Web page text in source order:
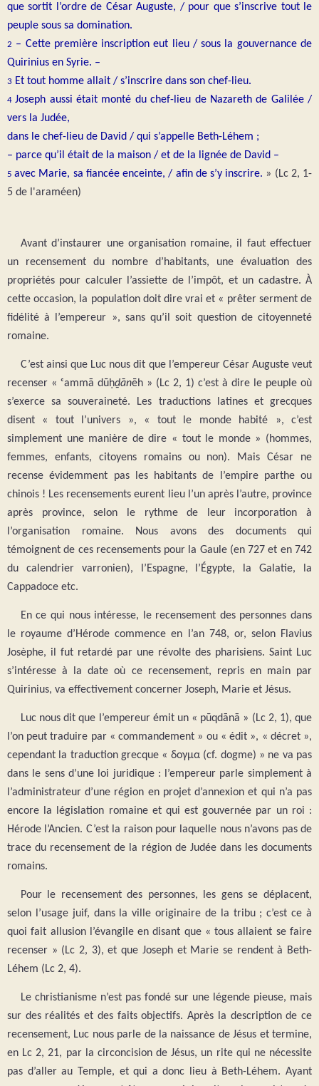
que sortit l’ordre de César Auguste, / pour que s’inscrive tout le
peuple sous sa domination.
2 – Cette première inscription eut lieu / sous la gouvernance de
Quirinius en Syrie. –
3 Et tout homme allait / s’inscrire dans son chef-lieu.
4Joseph aussi était monté du chef-lieu de Nazareth de Galilée /
vers la Judée,
dans le chef-lieu de David / qui s’appelle Beth-Léhem ;
– parce qu’il était de la maison / et de la lignée de David –
5avec Marie, sa fiancée enceinte, / afin de s’y inscrire. » (Lc 2, 1-
5 de l'araméen)
Avant d’instaurer une organisation romaine, il faut effectuer
un recensement du nombre d’habitants, une évaluation des
propriétés pour calculer l’assiette de l’impôt, et un cadastre. À
cette occasion, la population doit dire vrai et « prêter serment de
fidélité à l’empereur », sans qu’il soit question de citoyenneté
romaine.
C’est ainsi que Luc nous dit que l’empereur César Auguste veut
recenser « ᶜammā dūḥḏānēh » (Lc 2, 1) c’est à dire le peuple où
s’exerce sa souveraineté. Les traductions latines et grecques
disent « tout l’univers », « tout le monde habité », c’est
simplement une manière de dire « tout le monde » (hommes,
femmes, enfants, citoyens romains ou non). Mais César ne
recense évidemment pas les habitants de l’empire parthe ou
chinois ! Les recensements eurent lieu l’un après l’autre, province
après province, selon le rythme de leur incorporation à
l’organisation romaine. Nous avons des documents qui
témoignent de ces recensements pour la Gaule (en 727 et en 742
du calendrier varronien), l’Espagne, l’Égypte, la Galatie, la
Cappadoce etc.
En ce qui nous intéresse, le recensement des personnes dans
le royaume d’Hérode commence en l’an 748, or, selon Flavius
Josèphe, il fut retardé par une révolte des pharisiens. Saint Luc
s’intéresse à la date où ce recensement, repris en main par
Quirinius, va effectivement concerner Joseph, Marie et Jésus.
Luc nous dit que l’empereur émit un « pūqdānā » (Lc 2, 1), que
l’on peut traduire par « commandement » ou « édit », « décret »,
cependant la traduction grecque « δογμα (cf. dogme) » ne va pas
dans le sens d’une loi juridique : l’empereur parle simplement à
l’administrateur d’une région en projet d’annexion et qui n’a pas
encore la législation romaine et qui est gouvernée par un roi :
Hérode l’Ancien. C’est la raison pour laquelle nous n’avons pas de
trace du recensement de la région de Judée dans les documents
romains.
Pour le recensement des personnes, les gens se déplacent,
selon l’usage juif, dans la ville originaire de la tribu ; c’est ce à
quoi fait allusion l’évangile en disant que « tous allaient se faire
recenser » (Lc 2, 3), et que Joseph et Marie se rendent à Beth-
Léhem (Lc 2, 4).
Le christianisme n’est pas fondé sur une légende pieuse, mais
sur des réalités et des faits objectifs. Après la description de ce
recensement, Luc nous parle de la naissance de Jésus et termine,
en Lc 2, 21, par la circoncision de Jésus, un rite qui ne nécessite
pas d’aller au Temple, et qui a donc lieu à Beth-Léhem. Ayant